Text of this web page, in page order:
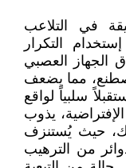
في التلاعب
التكرار
الجهاز العصبي
مما يضعف
سلبياً لواقع
يذوب
حيث يُستنزف
من الترهيب